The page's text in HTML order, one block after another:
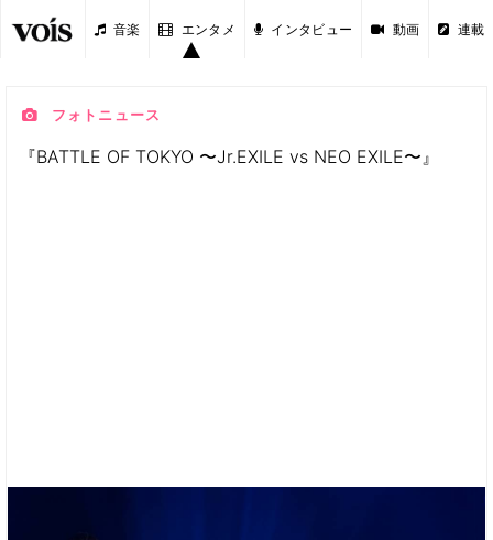
音楽 エンタメ インタビュー 動画 連載
フォトニュース
『BATTLE OF TOKYO 〜Jr.EXILE vs NEO EXILE〜』